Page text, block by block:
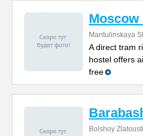
Moscow
Mantulinskaya
A direct tram
hostel offers
free
Bolshoy